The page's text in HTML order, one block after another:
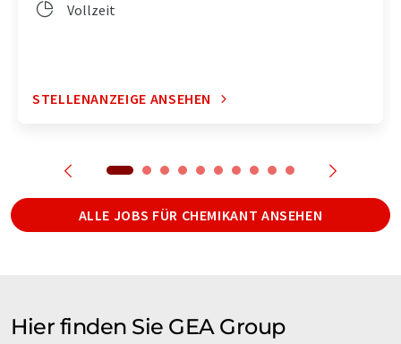
Vollzeit
STELLENANZEIGE ANSEHEN
ALLE JOBS FÜR CHEMIKANT ANSEHEN
Hier finden Sie GEA Group